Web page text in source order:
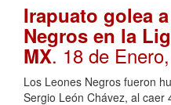
Irapuato golea
Negros en la
MX. 18 de
Los Leones Negros fueron
Sergio León Chávez, al caer